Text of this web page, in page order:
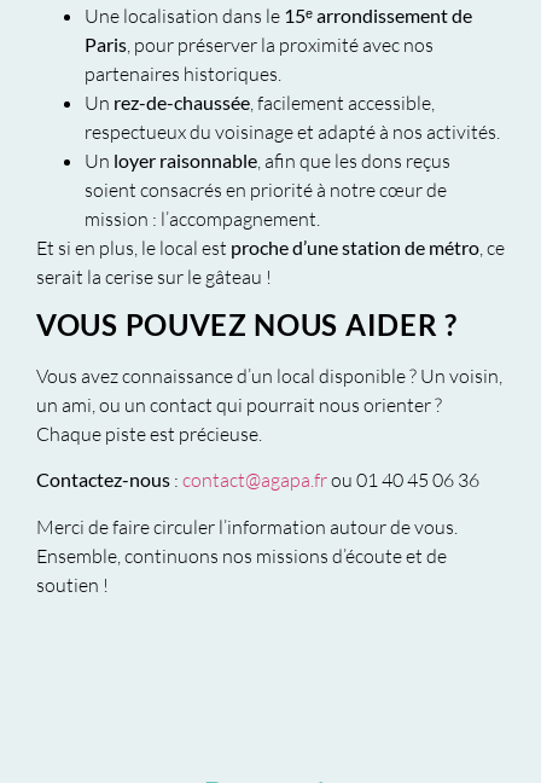
Une localisation dans le 15ᵉ arrondissement de
Paris , pour préserver la proximité avec nos
partenaires historiques.
Un rez-de-chaussée , facilement accessible,
respectueux du voisinage et adapté à nos activités.
Un loyer raisonnable , afin que les dons reçus
soient consacrés en priorité à notre cœur de
mission : l’accompagnement.
Et si en plus, le local est proche d’une station de métro , ce
serait la cerise sur le gâteau !
VOUS POUVEZ NOUS AIDER ?
Vous avez connaissance d’un local disponible ? Un voisin,
un ami, ou un contact qui pourrait nous orienter ?
Chaque piste est précieuse.
Contactez-nous : contact@agapa.frou 01 40 45 06 36
Merci de faire circuler l’information autour de vous.
Ensemble, continuons nos missions d’écoute et de
soutien !